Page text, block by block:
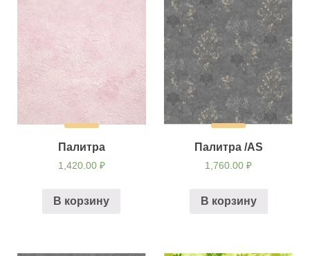
Палитра
1,420.00 ₽
В корзину
Палитра /AS
1,760.00₽
В корзину